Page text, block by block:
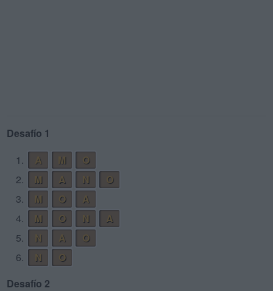
Desafío 1
1.
A M
O
2.
M A N
O
3.
M O
A
4.
M O N
A
5.
N A
O
6.
N
O
Desafío 2